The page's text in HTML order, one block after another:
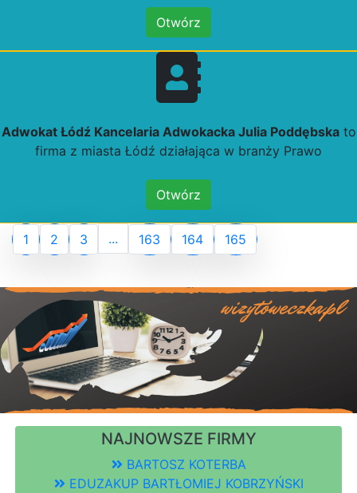
Otwórz
Adwokat Łódź Kancelaria Adwokacka Julia Poddębskato
firma z miasta Łódź działająca w branży Prawo
Otwórz
1 2 3 ... 163 164 165
NAJNOWSZE FIRMY
BARTOSZ KOTERBA
EDUZAKUP BARTŁOMIEJ KOBRZYŃSKI